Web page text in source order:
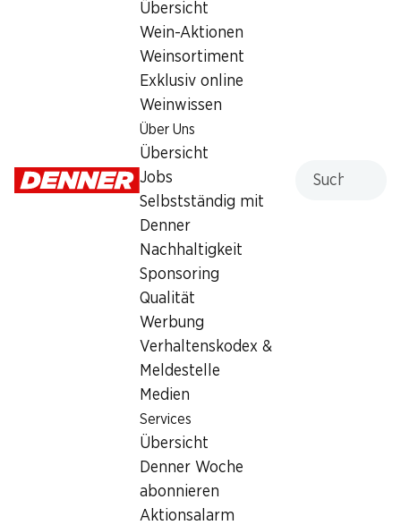
Übersicht
Wein-Aktionen
Weinsortiment
Exklusiv online
Weinwissen
Über Uns
Übersicht
Jobs
Selbstständig mit
Denner
Nachhaltigkeit
Sponsoring
Qualität
Werbung
Verhaltenskodex &
Meldestelle
Medien
Services
Übersicht
Denner Woche
abonnieren
Aktionsalarm
1103459
Was andere Kunden kaufen
Semmeli mit IP-SUISSE Mehl
Bons und Sonderrabatten
1.60 statt 2.30